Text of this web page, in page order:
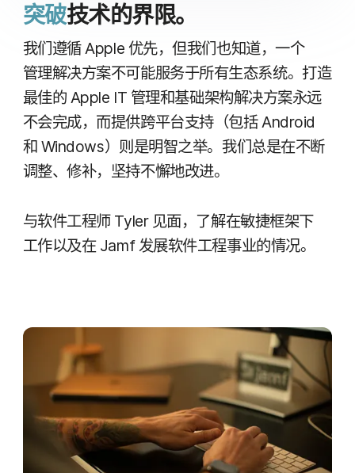
突破技术​的​界限。
我们​遵循Apple 优先，​但​我们​也​知道，​一​个​
管理​解决​方案​不​可能​服务于​所有​生态​系统。​打造​
最​佳​的 Apple IT 管理​和​基础​架构​解决​方案​永远​
不​会​完成，​而​提供​跨平台​支持​（包括Android
和 Windows）​则​是​明智​之举。​我们​总是​在​不断​
调整、​修补，​坚持​不​懈​地​改进。
与​软件​工程师Tyler 见面，​了解​在​敏捷​框架​下​
工作​以及​在Jamf 发展​软件​工程​事业​的​情况。